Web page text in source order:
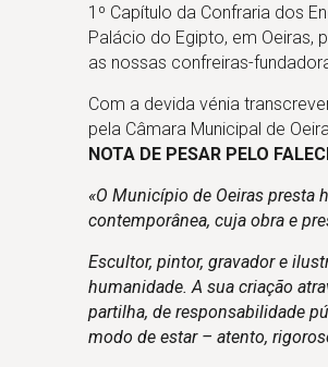
1º Capítulo da Confraria dos
Palácio do Egipto, em Oeiras,
as nossas confreiras-
Com a devida vénia
pela Câmara Municipal de
NOTA DE PESAR PELO
«O Município de Oeiras presta
contemporânea, cuja obra e
Escultor, pintor, gravador e
humanidade. A sua criação
partilha, de responsabilidade
modo de estar – atento,